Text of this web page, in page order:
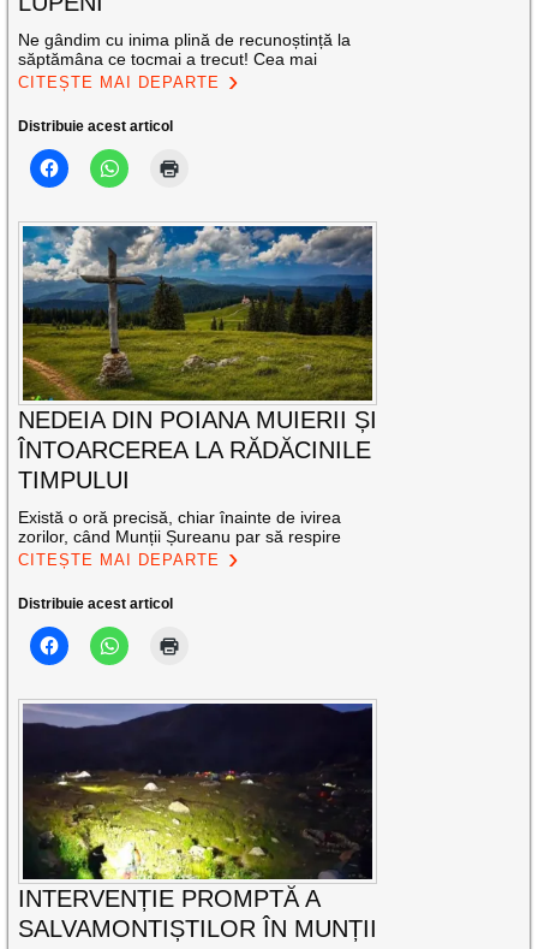
Ne gândim cu inima plină de recunoștință la
săptămâna ce tocmai a trecut! Cea mai
CITEȘTE MAI DEPARTE
Distribuie acest articol
NEDEIA DIN POIANA MUIERII ȘI
ÎNTOARCEREA LA RĂDĂCINILE
TIMPULUI
Există o oră precisă, chiar înainte de ivirea
zorilor, când Munții Șureanu par să respire
CITEȘTE MAI DEPARTE
Distribuie acest articol
INTERVENȚIE PROMPTĂ A
SALVAMONTIȘTILOR ÎN MUNȚII